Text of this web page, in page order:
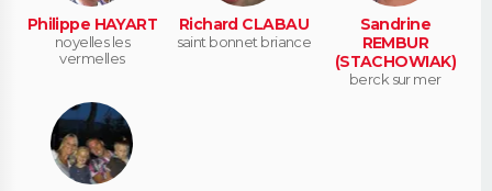
Philippe HAYART
noyelles les
vermelles
Richard CLABAU
saint bonnet briance
Sandrine
REMBUR
(STACHOWIAK)
berck sur mer